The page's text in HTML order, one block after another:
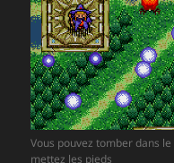
Vous pouvez tomber dans
mettez les pieds